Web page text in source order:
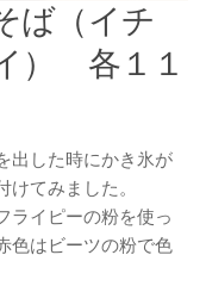
ば（イチ
） 各１１
出した時にかき氷が
てみました。
ライピーの粉を使っ
色はビーツの粉で色